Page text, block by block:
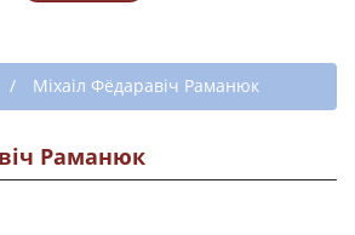
навигация
/ Міхаіл Фёдаравіч Раманюк
Раманюк